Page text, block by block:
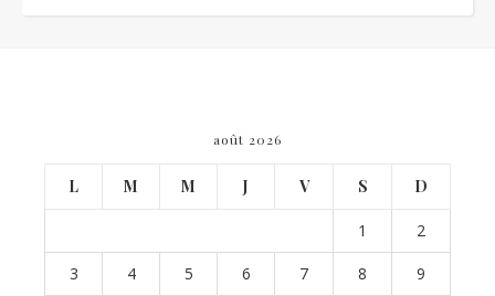
août 2026
L M M J V S D
1 2
3 4 5 6 7 8 9